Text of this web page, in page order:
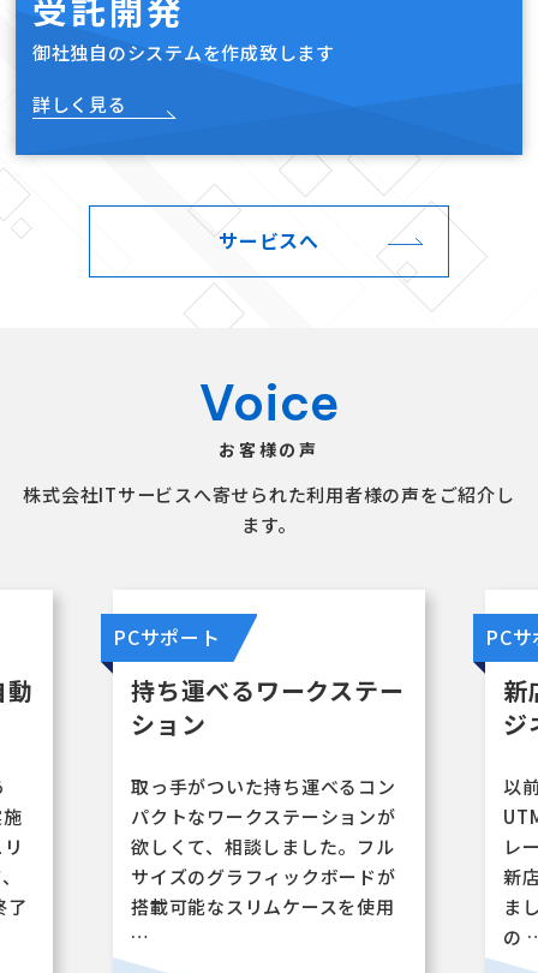
御社独自のシステムを作成致します
詳しく見る
サービスへ
Voice
お客様の声
株式会社ITサービスへ寄せられた利用者様の声をご紹介し
ます。
ー
ン
が
ル
が
用
PCサポート
新店舗への機器移転とビ
ジネスフォン移設
以前、ネットワーク機器と
UTM・ファイルサーバーのリプ
レースをしていただいたので、
新店舗への移設作業もお任せし
ました。実際の配線や機器設置
の …
PC
…